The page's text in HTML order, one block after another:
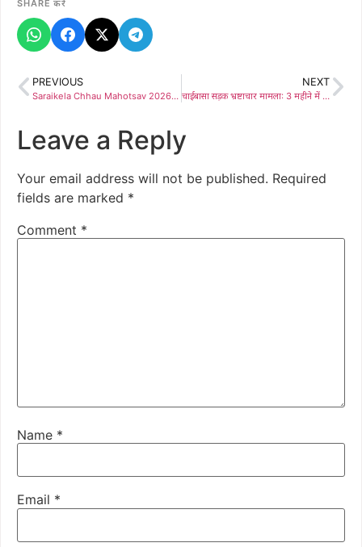
SHARE करें
PREVIOUS
Saraikela Chhau Mahotsav 2026: मुख्यमंत्री हेमंत सोरेन को ‘राजकीय चैत्र पर्व-सह-छऊ महोत्सव’ का मिला आमंत्रण, सरायकेला के बिरसा मुंडा स्टेडियम में 11 से 13 अप्रैल तक सजेगी लोक कला की महफिल
NEXT
चाईबासा सड़क भ्रष्टाचार मामला: 3 महीने में उखड़ी पीसीसी सड़क ने खोली पोल
Leave a Reply
Your email address will not be published. Required
fields are marked *
Comment *
Name *
Email *